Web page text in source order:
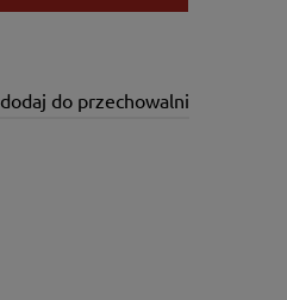
dodaj do przechowalni